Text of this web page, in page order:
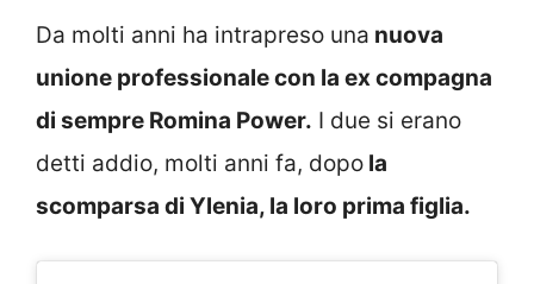
Da molti anni ha intrapreso una nuova
unione professionale con la ex compagna
di sempre Romina Power. I due si erano
detti addio, molti anni fa, dopo la
scomparsa di Ylenia, la loro prima figlia.